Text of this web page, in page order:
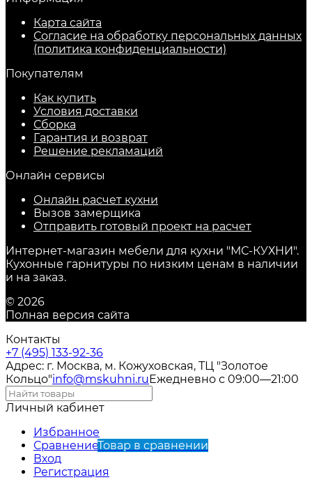
Карта сайта
Согласие на обработку персональных данных
(политика конфиденциальности)
Покупателям
Как купить
Условия доставки
Сборка
Гарантия и возврат
Решение рекламаций
Онлайн сервисы
Онлайн расчет кухни
Вызов замерщика
Отправить готовый проект на расчет
Интернет-магазин мебели для кухни "МС-КУХНИ".
Кухонные гарнитуры по низким ценам в наличии
и на заказ.
© 2026
Полная версия сайта
Контакты
+7 (495) 133-92-36
Адрес: г. Москва, м. Кожуховская, ТЦ "Золотое
Кольцо"info@mskuhni.ru Ежедневно с 09:00—21:00
Личный кабинет
Избранное
СравнениеТовар в сравнении
Вход
Регистрация